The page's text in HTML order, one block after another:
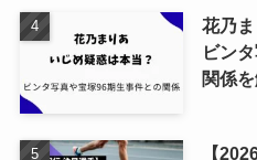
花乃
ビン
関係
【